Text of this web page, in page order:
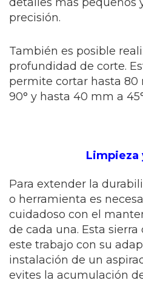
precisión.
También es posible
profundidad de corte.
permite cortar hasta
90° y hasta 40 mm a
Limpieza
Para extender la
o herramienta es
cuidadoso con el
de cada una. Esta
este trabajo con su
instalación de un
evites la acumulación